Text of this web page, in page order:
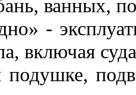
ванных,
-
включая
подушке,